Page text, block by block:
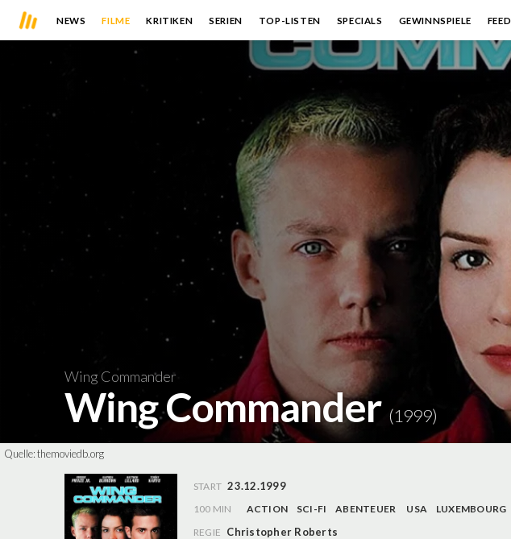
NEWS FILME KRITIKEN SERIEN TOP-LISTEN SPECIALS GEWINNSPIELE FEED
Wing Commander
Wing Commander (1999)
Quelle:themoviedb.org
START 23.12.1999
100 MIN ACTION SCI-FI ABENTEUER USA
LUXEMBOURG
REGIE Christopher Roberts